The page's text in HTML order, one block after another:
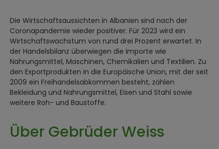
Die Wirtschaftsaussichten in Albanien sind nach der
Coronapandemie wieder positiver. Für 2023 wird ein
Wirtschaftswachstum von rund drei Prozent erwartet. In
der Handelsbilanz überwiegen die Importe wie
Nahrungsmittel, Maschinen, Chemikalien und Textilien. Zu
den Exportprodukten in die Europäische Union, mit der seit
2009 ein Freihandelsabkommen besteht, zählen
Bekleidung und Nahrungsmittel, Eisen und Stahl sowie
weitere Roh- und Baustoffe.
Über Gebrüder Weiss